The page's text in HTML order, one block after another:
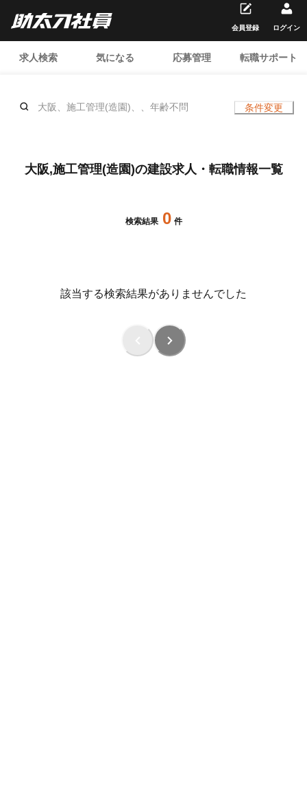
求人検索 気になる 応募管理 転職サポート
会員登録 ログイン
大阪、施工管理(造園)、、年齢不問 条件変更
大阪,施工管理(造園)の建設求人・転職情報一覧
検索結果 0 件
該当する検索結果がありませんでした